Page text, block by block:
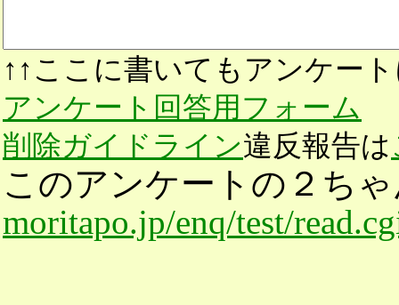
↑↑ここに書いてもアンケー
アンケート回答用フォーム
削除ガイドライン違反報告は
このアンケートの２ち
moritapo.jp/enq/test/